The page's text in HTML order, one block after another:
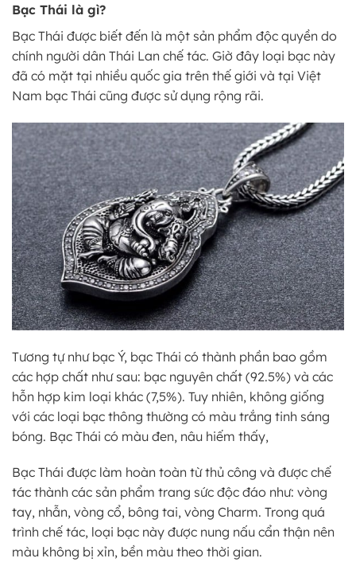
Bạc Thái là gì?
Bạc Thái được biết đến là một sản phẩm độc quyền do
chính người dân Thái Lan chế tác. Giờ đây loại bạc này
đã có mặt tại nhiều quốc gia trên thế giới và tại Việt
Nam bạc Thái cũng được sử dụng rộng rãi.
Tương tự như bạc Ý, bạc Thái có thành phần bao gồm
các hợp chất như sau: bạc nguyên chất (92.5%) và các
hỗn hợp kim loại khác (7,5%). Tuy nhiên, không giống
với các loại bạc thông thường có màu trắng tinh sáng
bóng. Bạc Thái có màu đen, nâu hiếm thấy,
Bạc Thái được làm hoàn toàn từ thủ công và được chế
tác thành các sản phẩm trang sức độc đáo như: vòng
tay, nhẫn, vòng cổ, bông tai, vòng Charm. Trong quá
trình chế tác, loại bạc này được nung nấu cẩn thận nên
màu không bị xỉn, bền màu theo thời gian.